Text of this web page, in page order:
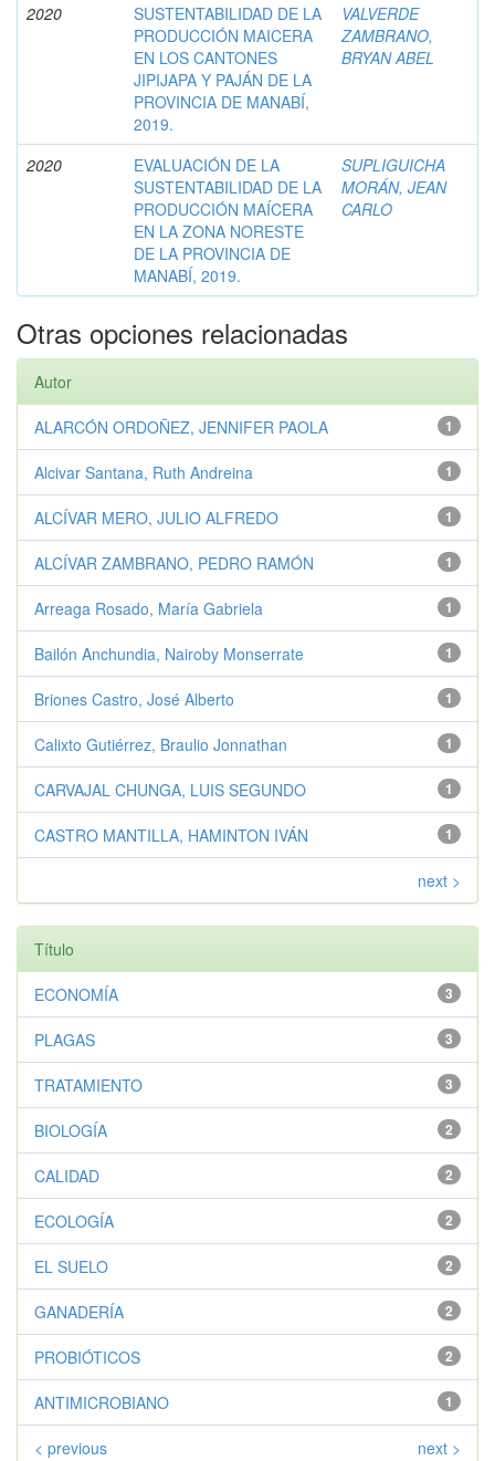
2020
SUSTENTABILIDAD DE LA
PRODUCCIÓN MAICERA
EN LOS CANTONES
JIPIJAPA Y PAJÁN DE LA
PROVINCIA DE MANABÍ,
2019.
VALVERDE
ZAMBRANO,
BRYAN ABEL
2020
EVALUACIÓN DE LA
SUSTENTABILIDAD DE LA
PRODUCCIÓN MAÍCERA
EN LA ZONA NORESTE
DE LA PROVINCIA DE
MANABÍ, 2019.
SUPLIGUICHA
MORÁN, JEAN
CARLO
Otras opciones relacionadas
Autor
1
ALARCÓN ORDOÑEZ, JENNIFER PAOLA
1
Alcivar Santana, Ruth Andreina
1
ALCÍVAR MERO, JULIO ALFREDO
1
ALCÍVAR ZAMBRANO, PEDRO RAMÓN
1
Arreaga Rosado, María Gabriela
1
Bailón Anchundia, Nairoby Monserrate
1
Briones Castro, José Alberto
1
Calixto Gutiérrez, Braulio Jonnathan
1
CARVAJAL CHUNGA, LUIS SEGUNDO
1
CASTRO MANTILLA, HAMINTON IVÁN
next >
Título
3
ECONOMÍA
3
PLAGAS
3
TRATAMIENTO
2
BIOLOGÍA
2
CALIDAD
2
ECOLOGÍA
2
EL SUELO
2
GANADERÍA
2
PROBIÓTICOS
1
ANTIMICROBIANO
< previous next >